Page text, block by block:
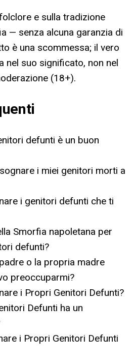
e sulla tradizione
— senza alcuna garanzia di
è una scommessa; il vero
nel suo significato, non nel
(18+).
defunti è un buon
i miei genitori morti a
i genitori defunti che ti
Smorfia napoletana per
defunti?
o la propria madre
preoccuparmi?
i Propri Genitori Defunti?
Defunti ha un
i Propri Genitori Defunti